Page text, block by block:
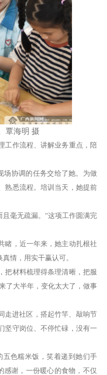
覃海明 摄
作流程、讲解业务重点，陪
协调的任务交给了她。为做
熟悉流程。培训当天，她提前
毫无疏漏。“这项工作圆满完
，近一年来，她主动扎根社
情，用实干赢认可。
材料梳理得条理清晰，把服
了大半年，变化太大了，做事
进社区，搭起竹竿、敲响节
坚守岗位、不停忙碌，没有一
色糯米饭，笑着递到她们手
感谢，一份暖心的食物，不仅